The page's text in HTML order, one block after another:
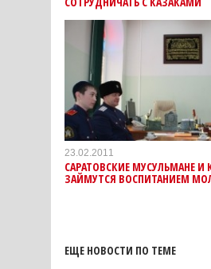
23.02.2011
САРАТОВСКИЕ МУСУЛЬМАНЕ И
ЗАЙМУТСЯ ВОСПИТАНИЕМ
ЕЩЕ НОВОСТИ ПО ТЕМЕ